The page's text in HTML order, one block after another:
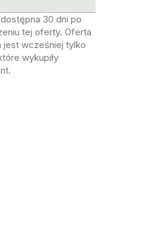
30 dni po
tej oferty. Oferta
jest wcześniej tylko
wykupiły